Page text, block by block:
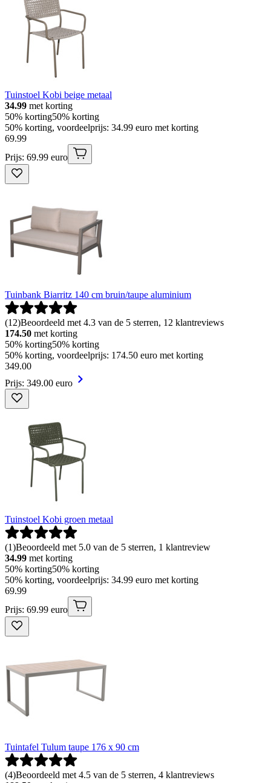
Tuinstoel Kobi beige metaal
34.99 met korting
50% korting50% korting
50% korting, voordeelprijs: 34.99 euro met korting
69.99
Prijs: 69.99 euro
Tuinbank Biarritz 140 cm bruin/taupe aluminium
(12)Beoordeeld met 4.3 van de 5 sterren, 12 klantreviews
174.50 met korting
50% korting50% korting
50% korting, voordeelprijs: 174.50 euro met korting
349.00
Prijs: 349.00 euro
Tuinstoel Kobi groen metaal
(1)Beoordeeld met 5.0 van de 5 sterren, 1 klantreview
34.99 met korting
50% korting50% korting
50% korting, voordeelprijs: 34.99 euro met korting
69.99
Prijs: 69.99 euro
Tuintafel Tulum taupe 176 x 90 cm
(4)Beoordeeld met 4.5 van de 5 sterren, 4 klantreviews